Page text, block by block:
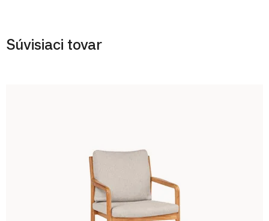
Súvisiaci tovar